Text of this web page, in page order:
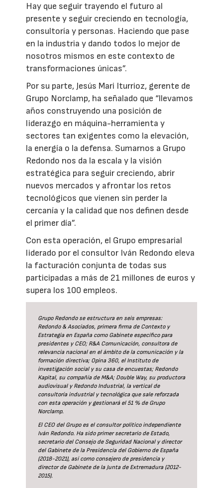
Hay que seguir trayendo el futuro al
presente y seguir creciendo en tecnología,
consultoría y personas. Haciendo que pase
en la industria y dando todos lo mejor de
nosotros mismos en este contexto de
transformaciones únicas”.
Por su parte, Jesús Mari Iturrioz, gerente de
Grupo Norclamp, ha señalado que “llevamos
años construyendo una posición de
liderazgo en máquina-herramienta y
sectores tan exigentes como la elevación,
la energía o la defensa. Sumarnos a Grupo
Redondo nos da la escala y la visión
estratégica para seguir creciendo, abrir
nuevos mercados y afrontar los retos
tecnológicos que vienen sin perder la
cercanía y la calidad que nos definen desde
el primer día”.
Con esta operación, el Grupo empresarial
liderado por el consultor Iván Redondo eleva
la facturación conjunta de todas sus
participadas a más de 21 millones de euros y
supera los 100 empleos.
Grupo Redondo se estructura en seis empresas:
Redondo & Asociados, primera firma de Contexto y
Estrategia en España como Gabinete específico para
presidentes y CEO; R&A Comunicación, consultora de
relevancia nacional en el ámbito de la comunicación y la
formación directiva; Opina 360, el Instituto de
investigación social y su casa de encuestas; Redondo
Kapital, su compañía de M&A; Double Way, su productora
audiovisual y Redondo Industrial, la vertical de
consultoría industrial y tecnológica que sale reforzada
con esta operación y gestionará el 51 % de Grupo
Norclamp.
El CEO del Grupo es el consultor político independiente
Iván Redondo. Ha sido primer secretario de Estado,
secretario del Consejo de Seguridad Nacional y director
del Gabinete de la Presidencia del Gobierno de España
(2018-2021), así como consejero de presidencia y
director de Gabinete de la Junta de Extremadura (2012-
2015).